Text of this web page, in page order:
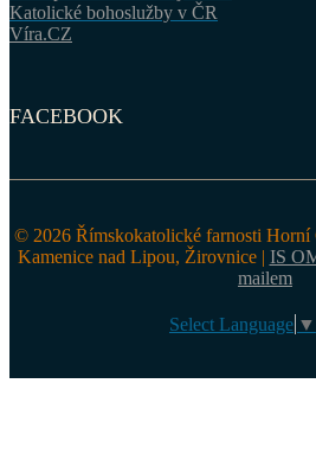
Katolické bohoslužby v ČR
Víra.CZ
FACEBOOK
© 2026 Římskokatolické farnosti Horní
Kamenice nad Lipou, Žirovnice | IS
mailem
Select Language ▼